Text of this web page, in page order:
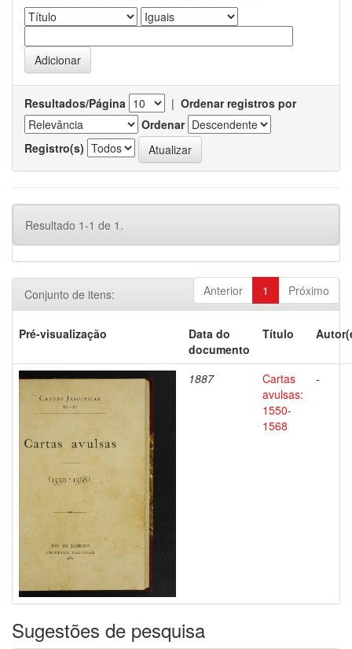
Resultados/Página | Ordenar registros por
Ordenar
Registro(s)
Resultado 1-1 de 1.
Anterior 1 Próximo
Conjunto de itens:
Pré-visualização
Data do
documento
Título
1887
Cartas
avulsas:
1550-
1568
-
Sugestões de pesquisa